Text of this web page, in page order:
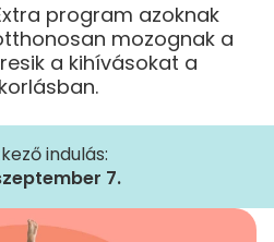
program azoknak
mozognak a
a kihívásokat a
indulás:
7.